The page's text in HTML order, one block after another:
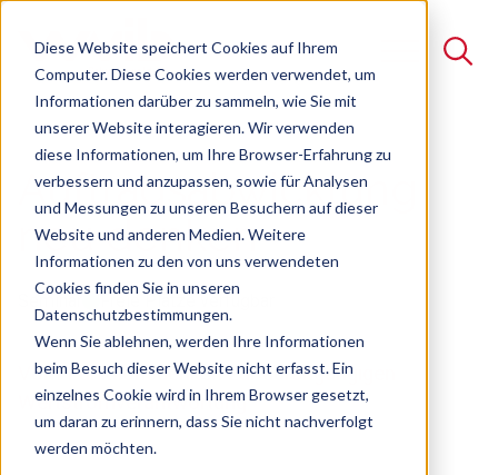
Diese Website speichert Cookies auf Ihrem
Computer. Diese Cookies werden verwendet, um
Informationen darüber zu sammeln, wie Sie mit
unserer Website interagieren. Wir verwenden
diese Informationen, um Ihre Browser-Erfahrung zu
verbessern und anzupassen, sowie für Analysen
und Messungen zu unseren Besuchern auf dieser
Website und anderen Medien. Weitere
Informationen zu den von uns verwendeten
Cookies finden Sie in unseren
Datenschutzbestimmungen.
Wenn Sie ablehnen, werden Ihre Informationen
beim Besuch dieser Website nicht erfasst. Ein
einzelnes Cookie wird in Ihrem Browser gesetzt,
um daran zu erinnern, dass Sie nicht nachverfolgt
werden möchten.
Suche
Es gibt keine Vorschläge, da das Suchfeld leer ist.
Auftragsabwicklung
neu denken
Seminar Freie Plätze verfügbar
Vom Funktionsdenken zur durchgängigen
Wertstromverantwortung